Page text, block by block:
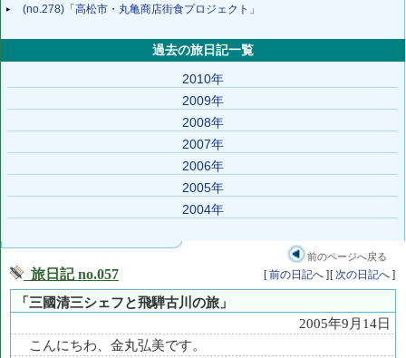
(no.278)「高松市・丸亀商店街食プロジェクト」
過去の旅日記一覧
2010年
2009年
2008年
2007年
2006年
2005年
2004年
前のページへ戻る
旅日記 no.057 [前の日記へ ] [ 次の日記へ ]
「三國清三シェフと飛騨古川の旅」
2005年9月14日
こんにちわ、金丸弘美です。